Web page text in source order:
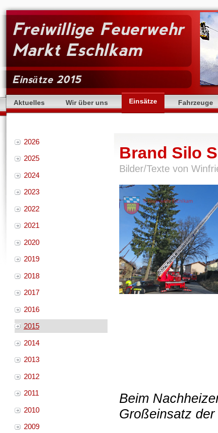
Freiwillige Feuerwehr
Markt Eschlkam
Einsätze 2015
Aktuelles Wir über uns Einsätze Fahrzeuge
Brand Silo
Bilder/Texte von
Beim
Großeinsatz
2026
2025
2024
2023
2022
2021
2020
2019
2018
2017
2016
2015
2014
2013
2012
2011
2010
2009